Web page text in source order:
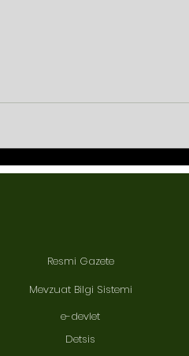
Resmi Gazete
Mevzuat Bilgi Sistemi
e-devlet
Detsis